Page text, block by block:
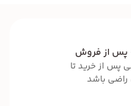
پس از فروش
پس از خرید تا
باشد